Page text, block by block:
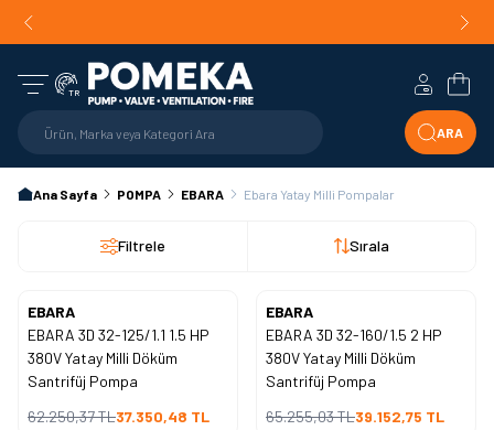
TR
ARA
Hesabım
Ana Sayfa POMPA EBARA Ebara Yatay Milli Pompalar
Filtrele Sırala
Yeni
%40
EBARA
EBARA 3D 32-125/1.1 1.5 HP
380V Yatay Milli Döküm
Santrifüj Pompa
62.250,37TL37.350,48 TL
Yeni
%40
EBARA
EBARA 3D 32-160/1.5 2 HP
380V Yatay Milli Döküm
Santrifüj Pompa
65.255,03TL39.152,75 TL